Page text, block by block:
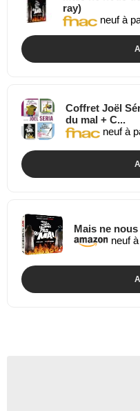
ray)
neuf à
Coffret Joël
du mal + C...
neuf à
Mais ne
neuf